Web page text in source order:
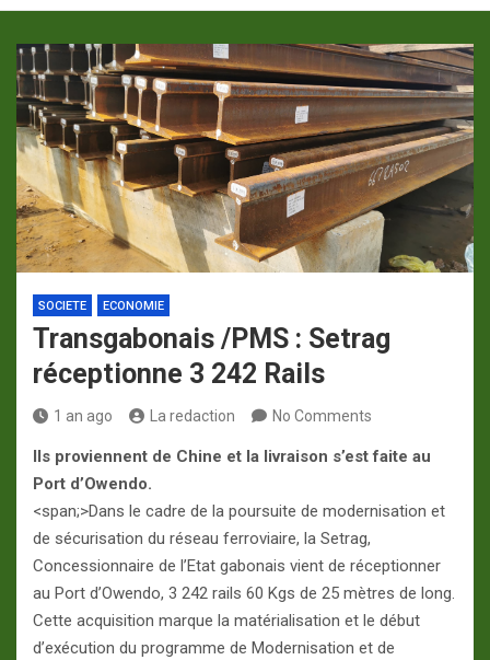
SOCIETE ECONOMIE
Transgabonais /PMS : Setrag
réceptionne 3 242 Rails
1 an ago La redaction No Comments
Ils proviennent de Chine et la livraison s’est faite au
Port d’Owendo.
<span;>Dans le cadre de la poursuite de modernisation et
de sécurisation du réseau ferroviaire, la Setrag,
Concessionnaire de l’Etat gabonais vient de réceptionner
au Port d’Owendo, 3 242 rails 60 Kgs de 25 mètres de long.
Cette acquisition marque la matérialisation et le début
d’exécution du programme de Modernisation et de
p
m